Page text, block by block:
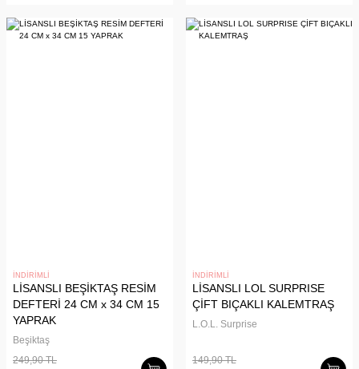
İNDİRİMLİ
LİSANSLI BEŞİKTAŞ RESİM
DEFTERİ 24 CM x 34 CM 15
YAPRAK
Beşiktaş
249,90 TL
İNDİRİMLİ
LİSANSLI LOL SURPRISE
ÇİFT BIÇAKLI KALEMTRAŞ
L.O.L. Surprise
149,90 TL